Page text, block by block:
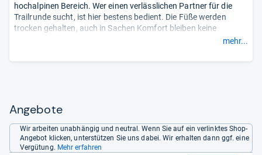
hochalpinen Bereich. Wer einen verlässlichen Partner für die
Trailrunde sucht, ist hier bestens bedient. Die Füße werden
trocken gehalten, auch in Sachen Komfort bleiben keine
Wünsche offen. Sicherlich kein Rennschuh, dafür punktet dermehr...
Angebote
Wir arbeiten unabhängig und neutral. Wenn Sie auf ein verlinktes Shop-
Angebot klicken, unterstützen Sie uns dabei. Wir erhalten dann ggf. eine
Vergütung. Mehr erfahren